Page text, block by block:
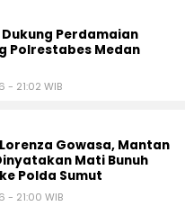
Perdamaian
Polrestabes Medan
- 21:02 WIB
Gowasa, Mantan
Mati Bunuh
Polda Sumut
- 21:00 WIB